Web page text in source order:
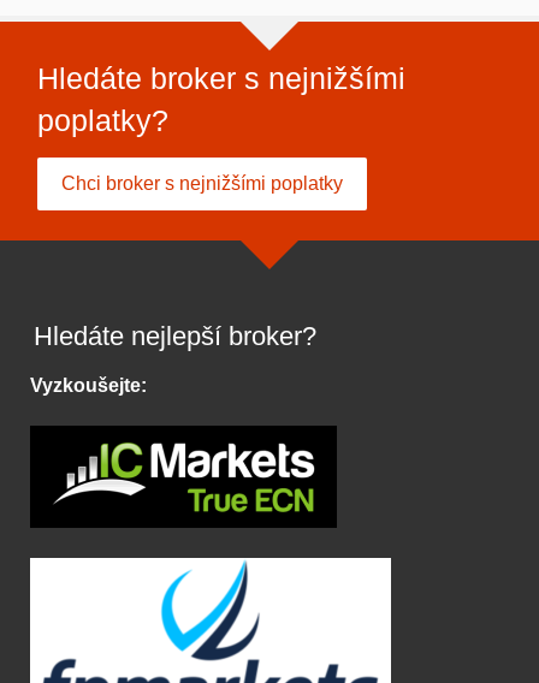
Hledáte broker s nejnižšími
poplatky?
Chci broker s nejnižšími poplatky
Hledáte nejlepší broker?
Vyzkoušejte: